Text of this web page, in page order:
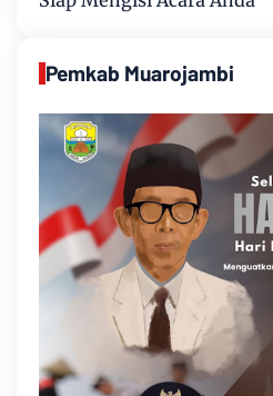
Pemkab Muarojambi